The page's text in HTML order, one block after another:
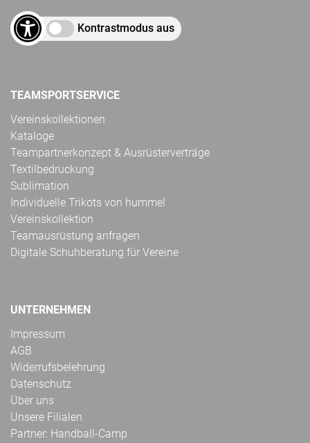
Kontrastmodus aus
TEAMSPORTSERVICE
Vereinskollektionen
Kataloge
Teampartnerkonzept & Ausrüsterverträge
Textilbedruckung
Sublimation
Individuelle Trikots von hummel
Vereinskollektion
Teamausrüstung anfragen
Digitale Schuhberatung für Vereine
UNTERNEHMEN
Impressum
AGB
Widerrufsbelehrung
Datenschutz
Über uns
Unsere Filialen
Partner: Handball-Camp